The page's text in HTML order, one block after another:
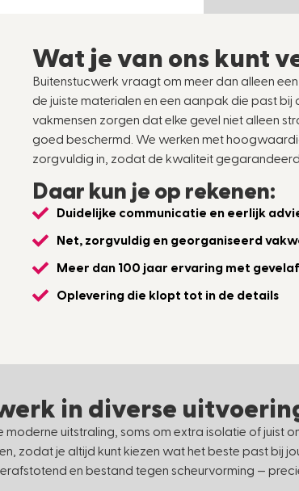
Wat je van ons kunt
Buitenstucwerk vraagt om meer dan alleen
de juiste materialen en een aanpak die past
vakmensen zorgen dat elke gevel niet alleen
goed beschermd. We werken met
zorgvuldig in, zodat de kwaliteit
Daar kun je op rekenen:
Duidelijke communicatie en eerlijk
Net, zorgvuldig en georganiseerd
Meer dan 100 jaar ervaring met
Oplevering die klopt tot in de details
in diverse
moderne uitstraling, soms om extra isolatie of juist
zodat je altijd kunt kiezen wat het beste past bij
en bestand tegen scheurvorming —